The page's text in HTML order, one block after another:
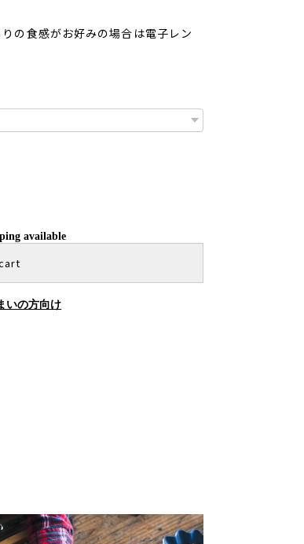
の食感がお好みの場合は電子レン
available
いの方向け